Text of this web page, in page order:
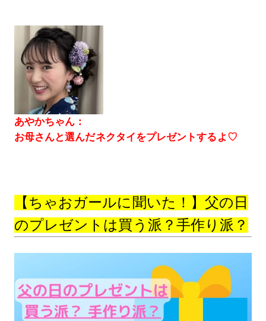
あやかちゃん：
お母さんと選んだネクタイをプレゼントするよ♡
【ちゃおガールに聞いた！】父の日
のプレゼントは買う派？手作り派？